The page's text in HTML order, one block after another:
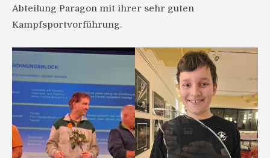
Abteilung Paragon mit ihrer sehr guten
Kampfsportvorführung.